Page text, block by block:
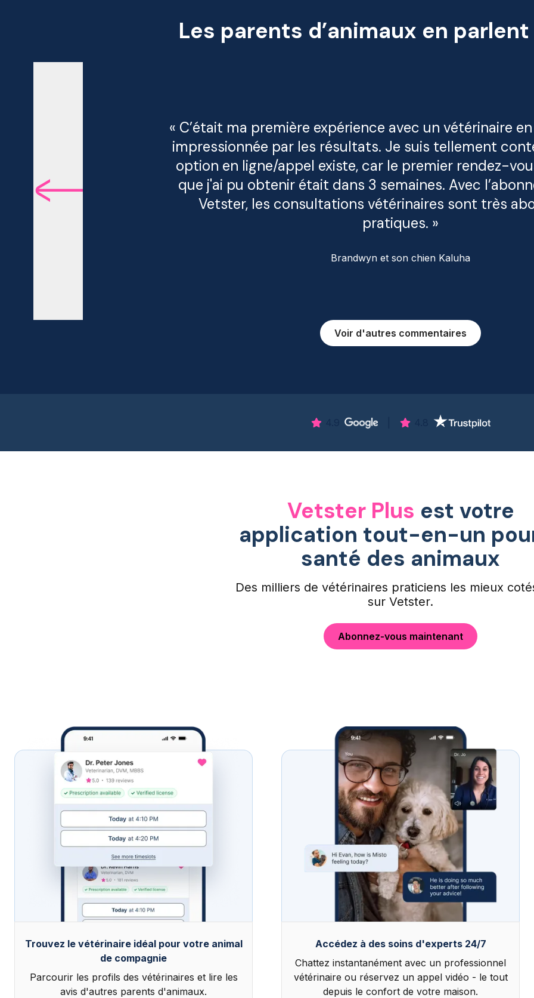
Les parents d’animaux en
« C’était ma première expérience avec un vétérinaire en
impressionnée par les résultats. Je suis tellement
option en ligne/appel existe, car le premier rendez-
que j'ai pu obtenir était dans 3 semaines. Avec
Vetster, les consultations vétérinaires sont très
pratiques. »
Brandwyn et son chien Kaluha
Voir d'autres commentaires
Vetster Plus est votre
application tout-en-un
santé des animaux
Des milliers de vétérinaires praticiens les mieux
sur Vetster.
Abonnez-vous maintenant
Trouvez le vétérinaire idéal pour votre animal
de compagnie
Parcourir les profils des vétérinaires et lire les
avis d'autres parents d'animaux.
Accédez à des soins d'experts 24/7
Chattez instantanément avec un professionnel
vétérinaire ou réservez un appel vidéo - le tout
depuis le confort de votre maison.